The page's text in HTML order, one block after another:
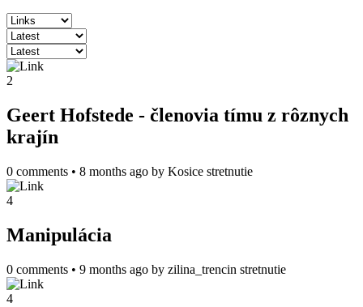
2
Geert Hofstede - členovia tímu z rôznych
krajín
0 comments • 8 months ago by Kosice stretnutie
4
Manipulácia
0 comments • 9 months ago by zilina_trencin stretnutie
4